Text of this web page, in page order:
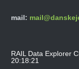
mail:
RAIL Data Explorer
20:18:21